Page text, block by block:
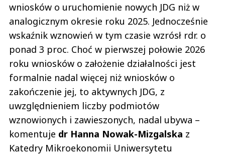
wniosków o uruchomienie nowych JDG niż w
analogicznym okresie roku 2025. Jednocześnie
wskaźnik wznowień w tym czasie wzrósł rdr. o
ponad 3 proc. Choć w pierwszej połowie 2026
roku wniosków o założenie działalności jest
formalnie nadal więcej niż wniosków o
zakończenie jej, to aktywnych JDG, z
uwzględnieniem liczby podmiotów
wznowionych i zawieszonych, nadal ubywa –
komentuje dr Hanna Nowak-Mizgalska z
Katedry Mikroekonomii Uniwersytetu